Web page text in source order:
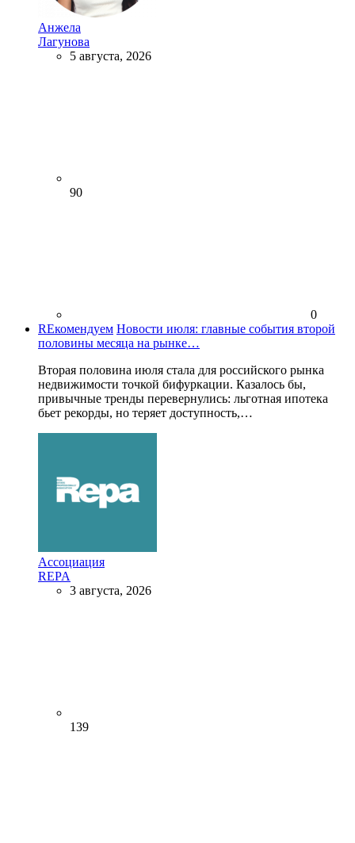
Анжела
Лагунова
5 августа, 2026
90
0
REкомендуем Новости июля: главные события второй
половины месяца на рынке…
Вторая половина июля стала для российского рынка
недвижимости точкой бифуркации. Казалось бы,
привычные тренды перевернулись: льготная ипотека
бьет рекорды, но теряет доступность,…
Ассоциация
REPA
3 августа, 2026
139